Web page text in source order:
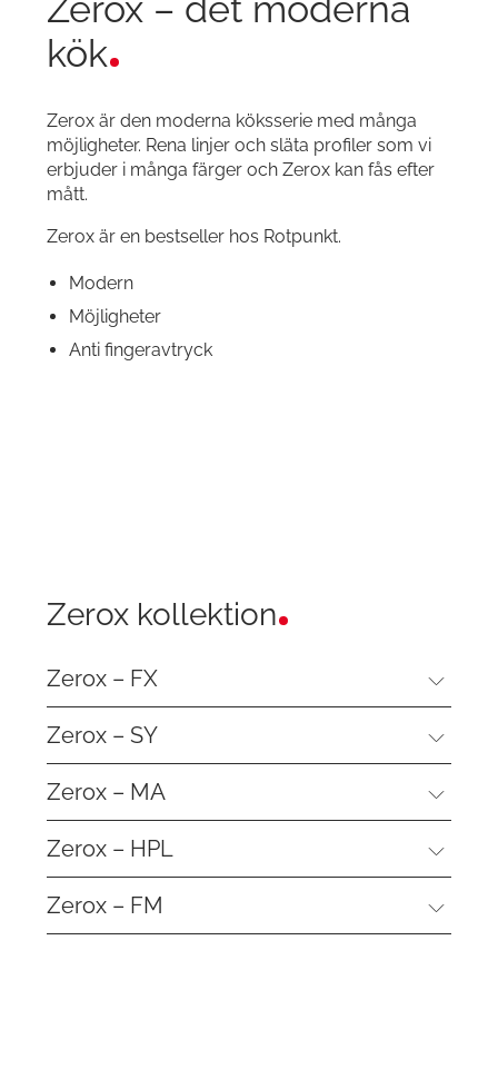
kök
Zerox är den moderna köksserie med många
möjligheter. Rena linjer och släta profiler som vi
erbjuder i många färger och Zerox kan fås efter
mått.
Zerox är en bestseller hos Rotpunkt.
Modern
Möjligheter
Anti fingeravtryck
Zerox kollektion
Zerox – FX
Zerox – SY
Zerox – MA
Zerox – HPL
Zerox – FM